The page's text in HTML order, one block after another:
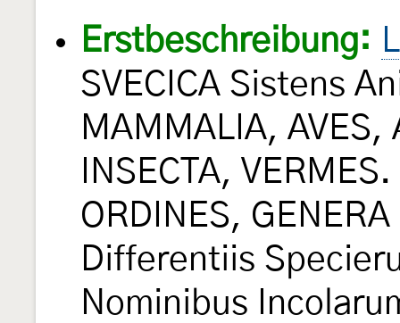
Erstbeschreibung:
SVECICA Sistens
MAMMALIA, AVES,
INSECTA,
ORDINES,
Differentiis
Nominibus